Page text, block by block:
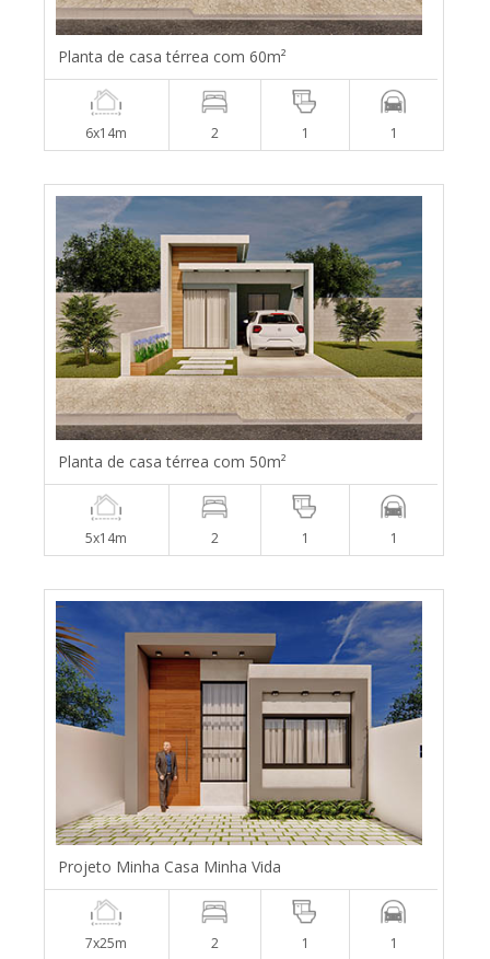
Planta de casa térrea com 60m²
6x14m 2 1 1
Planta de casa térrea com 50m²
5x14m 2 1 1
Projeto Minha Casa Minha Vida
7x25m 2 1 1